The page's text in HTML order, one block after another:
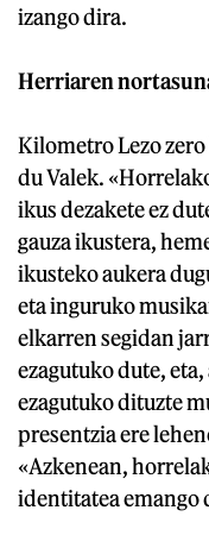
izango dira.
Herriaren
Kilometro Lezo
du Valek.
ikus dezakete ez
gauza ikustera,
ikusteko aukera
eta inguruko
elkarren segidan
ezagutuko dute,
ezagutuko dituzte
presentzia ere
«Azkenean,
identitatea emango